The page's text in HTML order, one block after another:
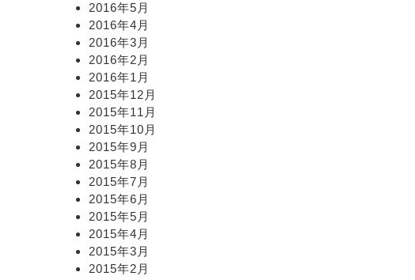
2016年5月
2016年4月
2016年3月
2016年2月
2016年1月
2015年12月
2015年11月
2015年10月
2015年9月
2015年8月
2015年7月
2015年6月
2015年5月
2015年4月
2015年3月
2015年2月